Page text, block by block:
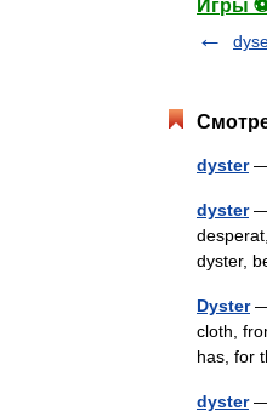
Игры
dyster—
dyster—
dyster,
Dyster—
cloth,
has, for
dyster—